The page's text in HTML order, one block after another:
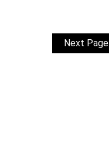
Next Page